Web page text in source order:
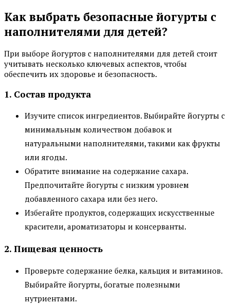
Как выбрать безопасные йогурты с
наполнителями для детей?
При выборе йогуртов с наполнителями для детей стоит
учитывать несколько ключевых аспектов, чтобы
обеспечить их здоровье и безопасность.
1. Состав продукта
Изучите список ингредиентов. Выбирайте йогурты с
минимальным количеством добавок и
натуральными наполнителями, такими как фрукты
или ягоды.
Обратите внимание на содержание сахара.
Предпочитайте йогурты с низким уровнем
добавленного сахара или без него.
Избегайте продуктов, содержащих искусственные
красители, ароматизаторы и консерванты.
2. Пищевая ценность
Проверьте содержание белка, кальция и витаминов.
Выбирайте йогурты, богатые полезными
нутриентами.